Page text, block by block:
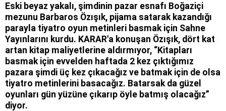
Eski beyaz yakalı, şimdinin pazar esnafı Boğaziçi
mezunu Barbaros Özışık, pijama satarak kazandığı
parayla tiyatro oyun metinleri basmak için Sahne
Yayınlarını kurdu. KARAR'a konuşan Özışık, dört kat
artan kitap maliyetlerine aldırmıyor, “Kitapları
basmak için evvelden haftada 2 kez çıktığımız
pazara şimdi üç kez çıkacağız ve batmak için de olsa
tiyatro metinlerini basacağız. Batarsak da güzel
oyunları gün yüzüne çıkarıp öyle batmış olacağız”
diyor.